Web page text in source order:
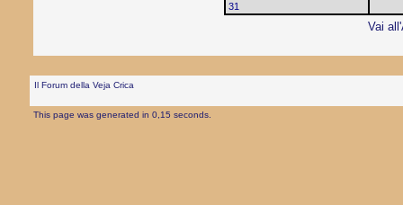
31
Vai
Il Forum della Veja Crica
This page was generated in 0,15 seconds.